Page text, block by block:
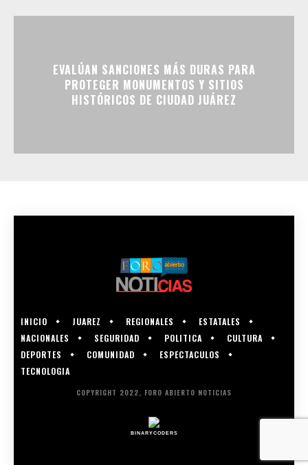
EVALÚAN SANCIONES MÁS DURAS PARA
PROTEGER MONUMENTOS Y SITIOS
HISTÓRICOS DE CIUDAD JUÁREZ
INICIO JUAREZ REGIONALES
ESTATALES
NACIONALES
SEGURIDAD POLITICA
CULTURA
DEPORTES
COMUNIDAD
ESPECTACULOS
TECNOLOGIA
COPYRIGHT 2022, FORO ABIERTO NOTICIAS
BINARYCODERS